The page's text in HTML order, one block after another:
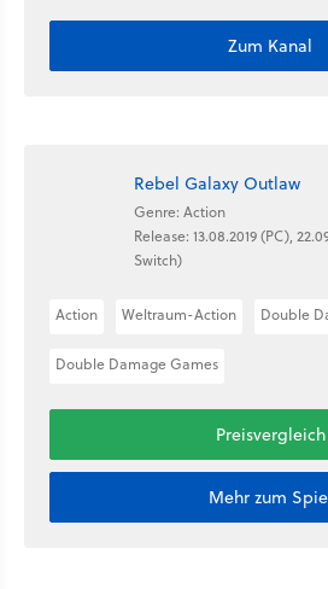
Zum Kanal
Rebel Galaxy Outlaw
Genre: Action
Release: 13.08.2019 (PC),
Switch)
Action Weltraum-Action Double
Double Damage Games
Preisvergleich
Mehr zum